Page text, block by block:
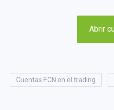
Abrir
cuentas ECN en el trading